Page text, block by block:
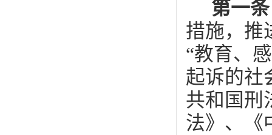
第一
措施，推
“教育、
起诉的社
共和国刑
法》、《